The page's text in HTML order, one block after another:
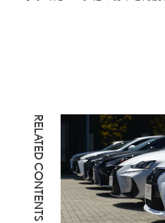
RELATED CONTENTS